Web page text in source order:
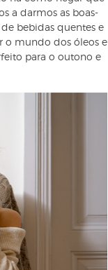
a darmos as boas-
bebidas quentes e
o mundo dos óleos e
para o outono e